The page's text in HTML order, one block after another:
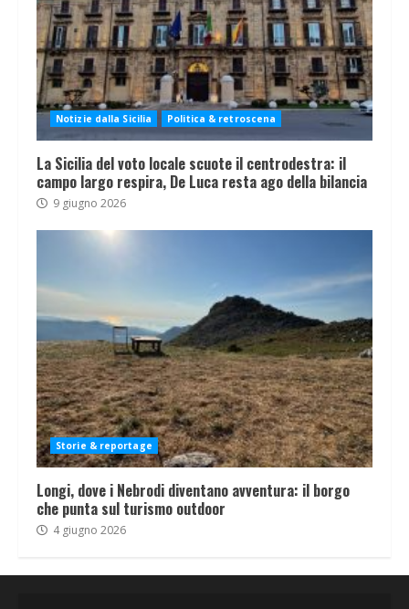
Notizie dalla Sicilia Politica & retroscena
La Sicilia del voto locale scuote il centrodestra: il
campo largo respira, De Luca resta ago della bilancia
9 giugno 2026
Storie & reportage
Longi, dove i Nebrodi diventano avventura: il borgo
che punta sul turismo outdoor
4 giugno 2026